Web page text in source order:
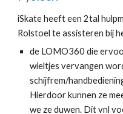
iSkate heeft een 2tal
Rolstoel te assisteren bij
de LOMO360 die
wieltjes vervangen
schijfrem/
Hierdoor kunnen ze
we ze duwen. Dit vnl